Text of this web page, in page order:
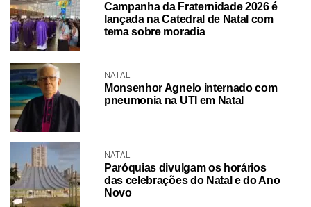
Campanha da Fraternidade 2026 é
lançada na Catedral de Natal com
tema sobre moradia
NATAL
Monsenhor Agnelo internado com
pneumonia na UTI em Natal
NATAL
Paróquias divulgam os horários
das celebrações do Natal e do Ano
Novo